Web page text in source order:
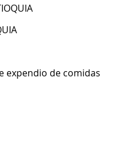
expendio de comidas